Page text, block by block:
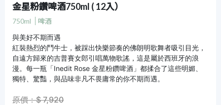
金星粉鑽啤酒750ml ( 12入）
750ml
啤酒
與美好不期而遇
紅裝熱烈的鬥牛士，被踩出快樂節奏的佛朗明歌舞者吸引目光，
自遠方歸來的吉普賽女郎引唱萬物歌謠，這是屬於西班牙的浪
漫。每一瓶「Inedit Rose 金星粉鑽啤酒」都揉合了這些明媚、
獨特、驚豔，與品味非凡不畏庸常的你不期而遇。
原價：$ 7,920